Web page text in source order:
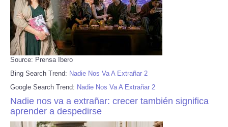
Source: Prensa Ibero
Bing Search Trend: Nadie Nos Va A Extrañar 2
Google Search Trend: Nadie Nos Va A Extrañar 2
Nadie nos va a extrañar: crecer también significa
aprender a despedirse